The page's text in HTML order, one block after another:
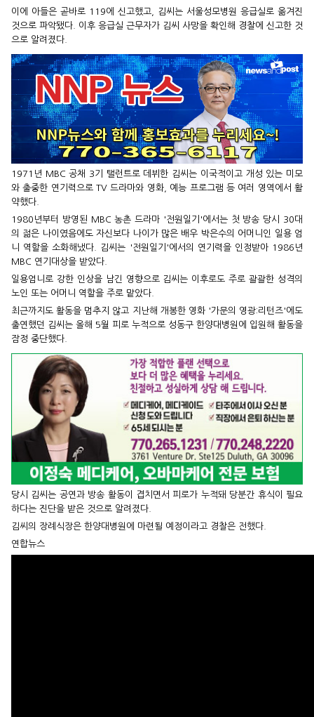
이에 아들은 곧바로 119에 신고했고, 김씨는 서울성모병원 응급실로 옮겨진
것으로 파악됐다. 이후 응급실 근무자가 김씨 사망을 확인해 경찰에 신고한 것
으로 알려졌다.
1971년 MBC 공채 3기 탤런트로 데뷔한 김씨는 이국적이고 개성 있는 미모
와 출중한 연기력으로 TV 드라마와 영화, 예능 프로그램 등 여러 영역에서 활
약했다.
1980년부터 방영된 MBC 농촌 드라마 '전원일기'에서는 첫 방송 당시 30대
의 젊은 나이였음에도 자신보다 나이가 많은 배우 박은수의 어머니인 일용 엄
니 역할을 소화해냈다. 김씨는 '전원일기'에서의 연기력을 인정받아 1986년
MBC 연기대상을 받았다.
일용엄니로 강한 인상을 남긴 영향으로 김씨는 이후로도 주로 괄괄한 성격의
노인 또는 어머니 역할을 주로 맡았다.
최근까지도 활동을 멈추지 않고 지난해 개봉한 영화 '가문의 영광:리턴즈'에도
출연했던 김씨는 올해 5월 피로 누적으로 성동구 한양대병원에 입원해 활동을
잠정 중단했다.
당시 김씨는 공연과 방송 활동이 겹치면서 피로가 누적돼 당분간 휴식이 필요
하다는 진단을 받은 것으로 알려졌다.
김씨의 장례식장은 한양대병원에 마련될 예정이라고 경찰은 전했다.
연합뉴스